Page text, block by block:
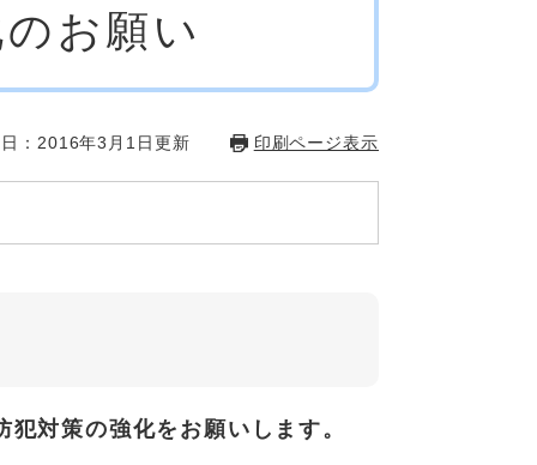
お願い
：2016年3月1日更新 印刷ページ表示
対策の強化をお願いします。